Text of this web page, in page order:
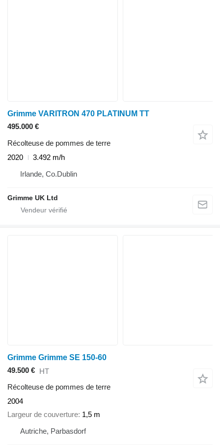
Grimme VARITRON 470 PLATINUM TT
495.000 €
Récolteuse de pommes de terre
2020
3.492 m/h
Irlande, Co.Dublin
Grimme UK Ltd
Grimme Grimme SE 150-60
49.500 € HT
Récolteuse de pommes de terre
2004
Largeur de couverture 1,5 m
Autriche, Parbasdorf